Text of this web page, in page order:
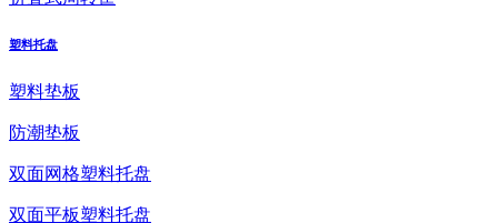
塑料托盘
塑料垫板
防潮垫板
双面网格塑料托盘
双面平板塑料托盘